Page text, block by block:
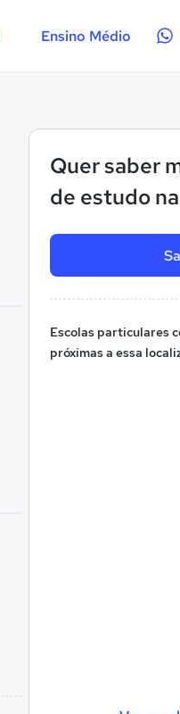
Ensino Médio
Quer saber
de estudo
Escolas particulares
próximas a essa